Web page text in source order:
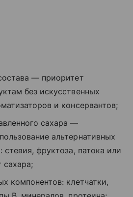
— приоритет
без искусственных
и консервантов;
сахара —
альтернативных
стевия, фруктоза, патока или
сахара;
компонентов: клетчатки,